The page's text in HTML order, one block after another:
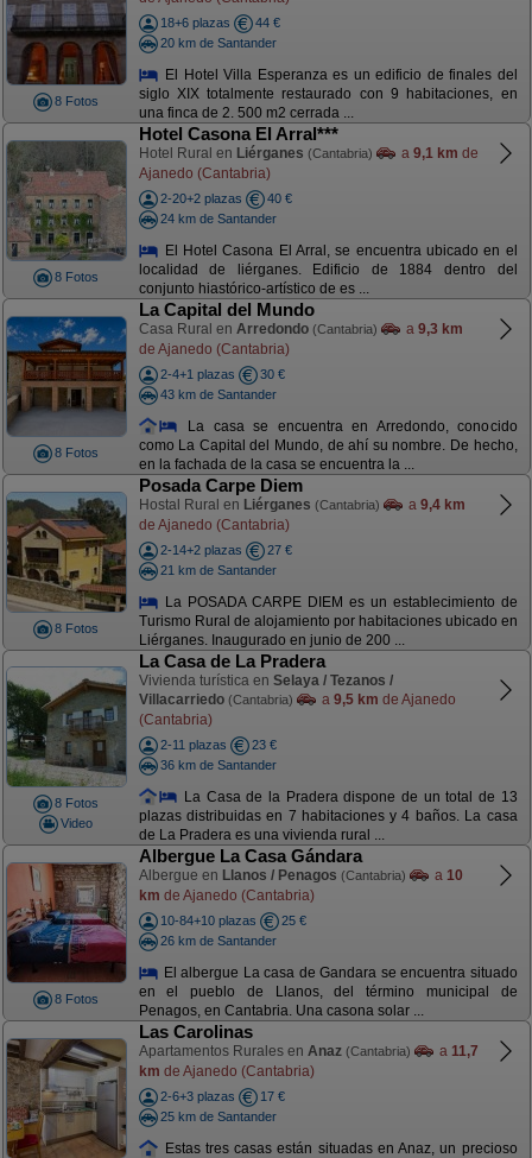
8 Fotos
18+6 plazas
44 €
20 km de Santander
El Hotel Villa Esperanza es un edificio de finales del
siglo XIX totalmente restaurado con 9 habitaciones, en
una finca de 2. 500 m2 cerrada ...
8 Fotos
Hotel Casona El Arral***
Hotel Rural en Liérganes (Cantabria) a 9,1 km de
Ajanedo (Cantabria)
2-20+2 plazas
40 €
24 km de Santander
El Hotel Casona El Arral, se encuentra ubicado en el
localidad de liérganes. Edificio de 1884 dentro del
conjunto hiastórico-artístico de es ...
8 Fotos
La Capital del Mundo
Casa Rural en Arredondo (Cantabria) a 9,3 km
de Ajanedo (Cantabria)
2-4+1 plazas
30 €
43 km de Santander
La casa se encuentra en Arredondo, conocido
como La Capital del Mundo, de ahí su nombre. De hecho,
en la fachada de la casa se encuentra la ...
8 Fotos
Posada Carpe Diem
Hostal Rural en Liérganes (Cantabria) a 9,4 km
de Ajanedo (Cantabria)
2-14+2 plazas
27 €
21 km de Santander
La POSADA CARPE DIEM es un establecimiento de
Turismo Rural de alojamiento por habitaciones ubicado en
Liérganes. Inaugurado en junio de 200 ...
8 Fotos
Video
La Casa de La Pradera
Vivienda turística en Selaya / Tezanos /
Villacarriedo (Cantabria) a 9,5 km de Ajanedo
(Cantabria)
2-11 plazas
23 €
36 km de Santander
La Casa de la Pradera dispone de un total de 13
plazas distribuidas en 7 habitaciones y 4 baños. La casa
de La Pradera es una vivienda rural ...
8 Fotos
Albergue La Casa Gándara
Albergue en Llanos / Penagos (Cantabria) a 10
km de Ajanedo (Cantabria)
10-84+10 plazas
25 €
26 km de Santander
El albergue La casa de Gandara se encuentra situado
en el pueblo de Llanos, del término municipal de
Penagos, en Cantabria. Una casona solar ...
Las Carolinas
Apartamentos Rurales en Anaz (Cantabria) a 11,7
km de Ajanedo (Cantabria)
2-6+3 plazas
17 €
25 km de Santander
Estas tres casas están situadas en Anaz, un precioso